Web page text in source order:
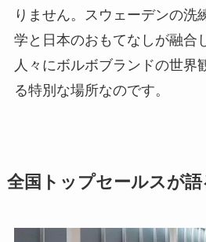
りません。スウェーデンの洗
学と日本のおもてなしが融合
人々にボルボブランドの世界
る特別な場所なのです。
全国トップセールスが